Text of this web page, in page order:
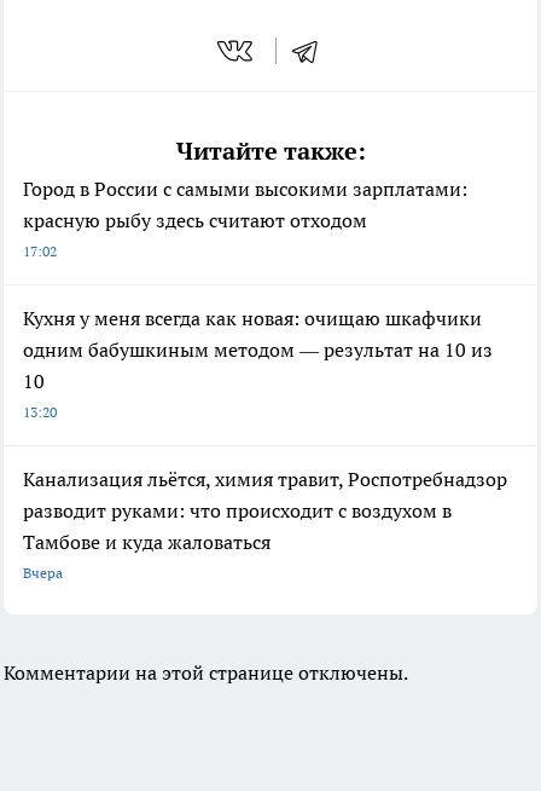
Читайте также:
Город в России с самыми высокими зарплатами:
красную рыбу здесь считают отходом
17:02
Кухня у меня всегда как новая: очищаю шкафчики
одним бабушкиным методом — результат на 10 из
10
13:20
Канализация льётся, химия травит, Роспотребнадзор
разводит руками: что происходит с воздухом в
Тамбове и куда жаловаться
Вчера
Комментарии на этой странице отключены.